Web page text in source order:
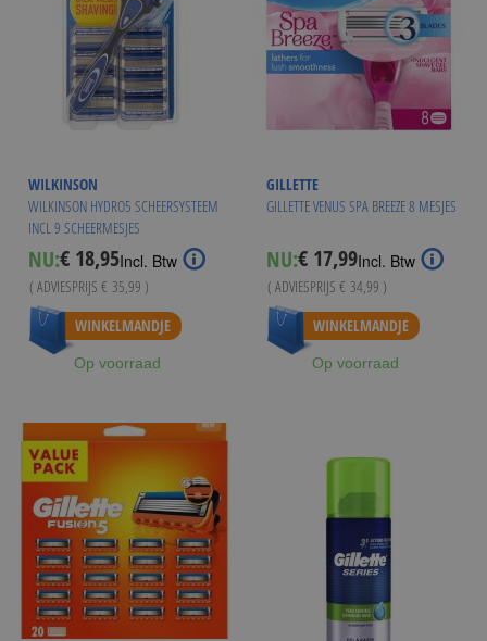
WILKINSON
WILKINSON HYDRO5 SCHEERSYSTEEM
INCL 9 SCHEERMESJES
NU:Special
Price
€ 18,95Incl. Btw
( ADVIESPRIJS € 35,99 )
WINKELMANDJE
Op voorraad
GILLETTE
GILLETTE VENUS SPA BREEZE 8 MESJES
NU:Special
Price
€ 17,99Incl. Btw
( ADVIESPRIJS € 34,99 )
Vanaf € 16,95
WINKELMANDJE
Op voorraad